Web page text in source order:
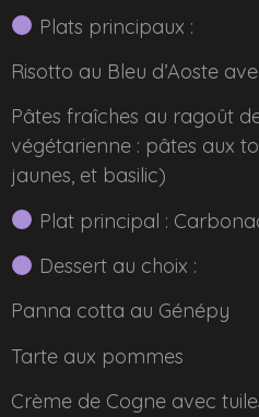
Plats principaux :
Risotto au Bleu d’Aoste
Pâtes fraîches au ragoût
végétarienne : pâtes aux
jaunes, et basilic)
Plat principal :
Dessert au choix :
Panna cotta au Génépy
Tarte aux pommes
Crème de Cogne avec